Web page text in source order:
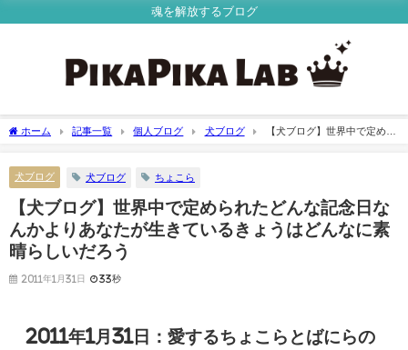
魂を解放するブログ
ホーム 記事一覧 個人ブログ 犬ブログ
【犬ブログ】世界中で定めら
犬ブログ 犬ブログ ちょこら
【犬ブログ】世界中で定められたどんな記念日な
んかよりあなたが生きているきょうはどんなに素
晴らしいだろう
2011年1月31日 33秒
2011年1月31日：愛するちょこらとばにらの